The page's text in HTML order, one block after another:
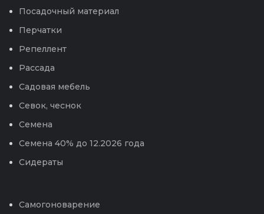
Посадочный материал
Перчатки
Репеллент
Рассада
Садовая мебель
Севок, чеснок
Семена
Семена 40% до 12.2026 года
Сидераты
Самогоноварение